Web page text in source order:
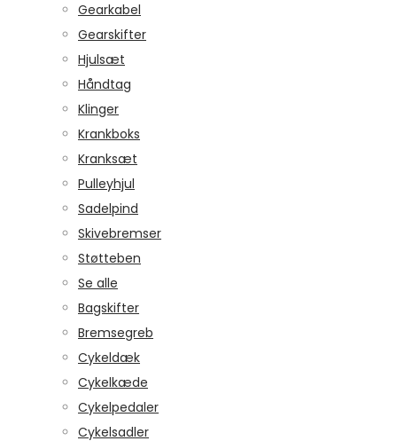
Gearkabel
Gearskifter
Hjulsæt
Håndtag
Klinger
Krankboks
Kranksæt
Pulleyhjul
Sadelpind
Skivebremser
Støtteben
Se alle
Bagskifter
Bremsegreb
Cykeldæk
Cykelkæde
Cykelpedaler
Cykelsadler